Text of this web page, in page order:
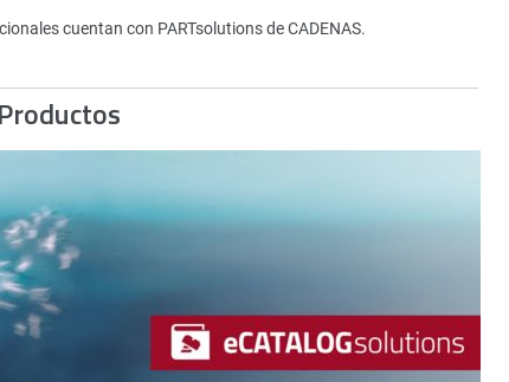
cuentan con PARTsolutions de CADENAS.